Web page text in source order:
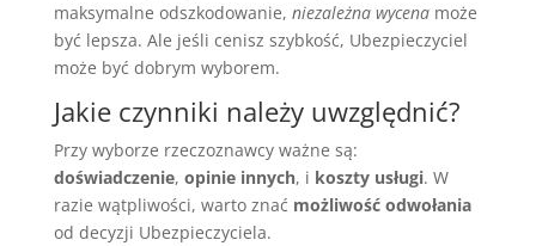
maksymalne odszkodowanie, niezależna wycenamoże
być lepsza. Ale jeśli cenisz szybkość, Ubezpieczyciel
może być dobrym wyborem.
Jakie czynniki należy uwzględnić?
Przy wyborze rzeczoznawcy ważne są:
doświadczenie, opinie innych, i koszty usługi. W
razie wątpliwości, warto znać możliwość odwołania
od decyzji Ubezpieczyciela.